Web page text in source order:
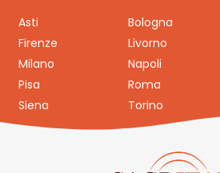
Asti Bologna
Firenze
Livorno
Milano
Napoli
Pisa
Roma
Siena
Torino